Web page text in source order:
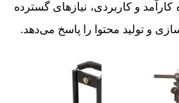
و کاربردی، نیازهای گسترده
و تولید محتوا را پاسخ می‌دهد.